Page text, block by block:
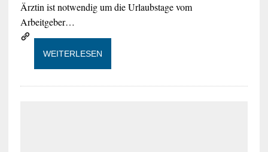
Ärztin ist notwendig um die Urlaubstage vom
Arbeitgeber…
WEITERLESEN